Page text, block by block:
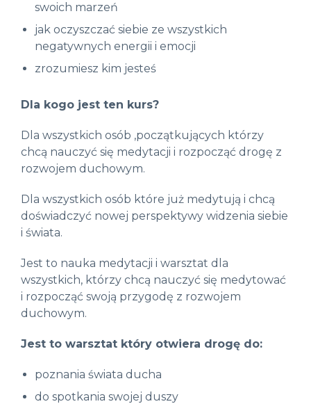
swoich marzeń
jak oczyszczać siebie ze wszystkich
negatywnych energii i emocji
zrozumiesz kim jesteś
Dla kogo jest ten kurs?
Dla wszystkich osób ,początkujących którzy
chcą nauczyć się medytacji i rozpocząć drogę z
rozwojem duchowym.
Dla wszystkich osób które już medytują i chcą
doświadczyć nowej perspektywy widzenia siebie
i świata.
Jest to nauka medytacji i warsztat dla
wszystkich, którzy chcą nauczyć się medytować
i rozpocząć swoją przygodę z rozwojem
duchowym.
Jest to warsztat który otwiera drogę do:
poznania świata ducha
do spotkania swojej duszy